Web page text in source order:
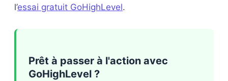
l’essai gratuit GoHighLevel.
Prêt à passer à l'action avec
GoHighLevel ?